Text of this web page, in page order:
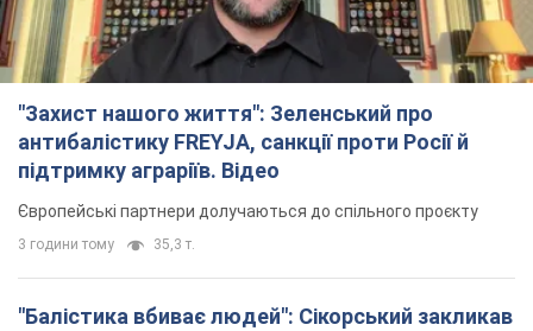
"Захист нашого життя": Зеленський про
антибалістику FREYJA, санкції проти Росії й
підтримку аграріїв. Відео
Європейські партнери долучаються до спільного проєкту
3 години тому 35,3 т.
"Балістика вбиває людей": Сікорський закликав